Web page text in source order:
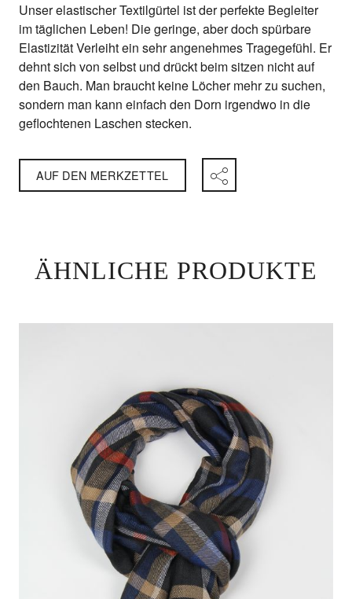
Unser elastischer Textilgürtel ist der perfekte Begleiter
im täglichen Leben! Die geringe, aber doch spürbare
Elastizität Verleiht ein sehr angenehmes Tragegefühl. Er
dehnt sich von selbst und drückt beim sitzen nicht auf
den Bauch. Man braucht keine Löcher mehr zu suchen,
sondern man kann einfach den Dorn irgendwo in die
geflochtenen Laschen stecken.
AUF DEN MERKZETTEL
ÄHNLICHE PRODUKTE